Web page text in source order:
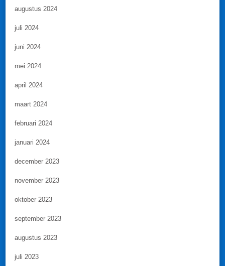
augustus 2024
juli 2024
juni 2024
mei 2024
april 2024
maart 2024
februari 2024
januari 2024
december 2023
november 2023
oktober 2023
september 2023
augustus 2023
juli 2023